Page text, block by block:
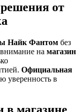
от
Найк Фантом без
на магазин
Официальная
уверенность в